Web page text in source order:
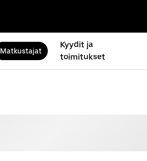
Matkustajat
Kyydit ja
toimitukset